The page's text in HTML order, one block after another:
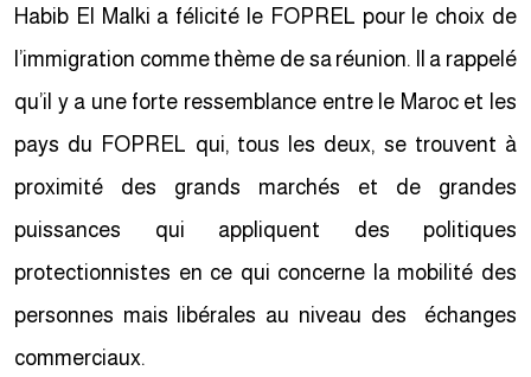
Habib El Malki a félicité le FOPREL pour le choix de
l’immigration comme thème de sa réunion. Il a rappelé
qu’il y a une forte ressemblance entre le Maroc et les
pays du FOPREL qui, tous les deux, se trouvent à
proximité des grands marchés et de grandes
puissances qui appliquent des politiques
protectionnistes en ce qui concerne la mobilité des
personnes mais libérales au niveau des échanges
commerciaux.